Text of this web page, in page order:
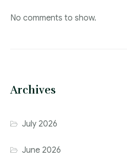
No comments to show.
Archives
July 2026
June 2026